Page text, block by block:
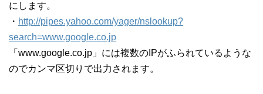
にします。
・ http://pipes.yahoo.com/yager/nslookup?
search=www.google.co.jp
「www.google.co.jp」には複数のIPがふられているような
のでカンマ区切りで出力されます。